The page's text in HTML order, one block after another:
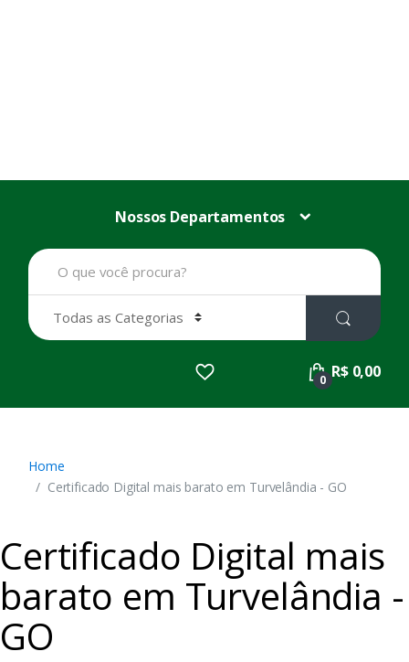
Nossos Departamentos
B
u
a
r
:
0 R$ 0,00
Home
Certificado Digital mais barato em Turvelândia - GO
Certificado Digital mais
barato em Turvelândia -
GO